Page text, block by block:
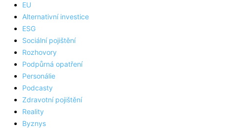
EU
Alternativní investice
ESG
Sociální pojištění
Rozhovory
Podpůrná opatření
Personálie
Podcasty
Zdravotní pojištění
Reality
Byznys